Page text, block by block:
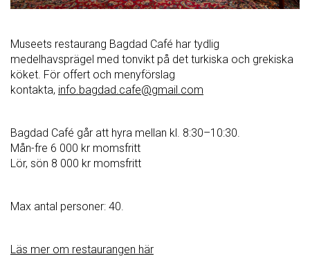
Museets restaurang Bagdad Café har tydlig
medelhavsprägel med tonvikt på det turkiska och grekiska
köket. För offert och menyförslag
kontakta, info.bagdad.cafe@gmail.com
Bagdad Café går att hyra mellan kl. 8:30–10:30.
Mån-fre 6 000 kr momsfritt
Lör, sön 8 000 kr momsfritt
Max antal personer: 40.
Läs mer om restaurangen här